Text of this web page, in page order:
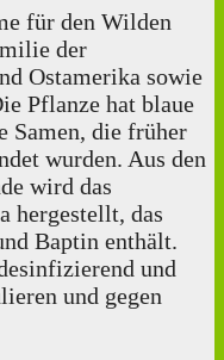
für den Wilden
der
Ostamerika sowie
Pflanze hat blaue
Samen, die früher
wurden. Aus den
wird das
hergestellt, das
Baptin enthält.
und
und gegen